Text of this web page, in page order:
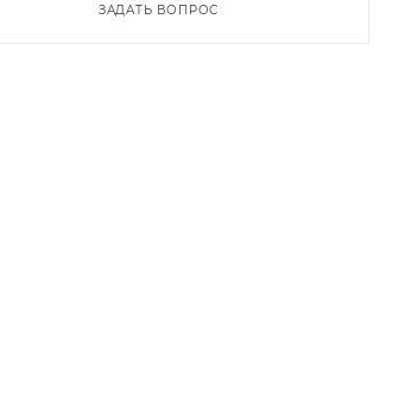
ЗАДАТЬ ВОПРОС